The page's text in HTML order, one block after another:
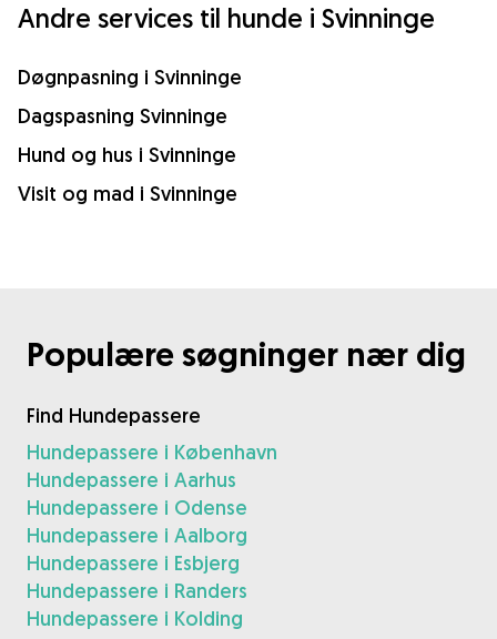
Andre services til hunde i Svinninge
Døgnpasning i Svinninge
Dagspasning Svinninge
Hund og hus i Svinninge
Visit og mad i Svinninge
Populære søgninger nær dig
Find Hundepassere
Hundepassere i København
Hundepassere i Aarhus
Hundepassere i Odense
Hundepassere i Aalborg
Hundepassere i Esbjerg
Hundepassere i Randers
Hundepassere i Kolding